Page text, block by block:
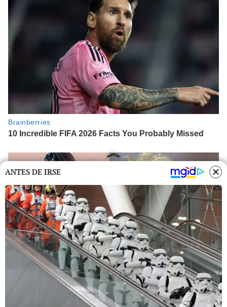
ANTES DE IRSE